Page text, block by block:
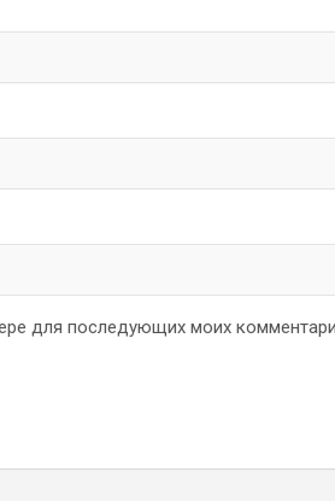
для последующих моих